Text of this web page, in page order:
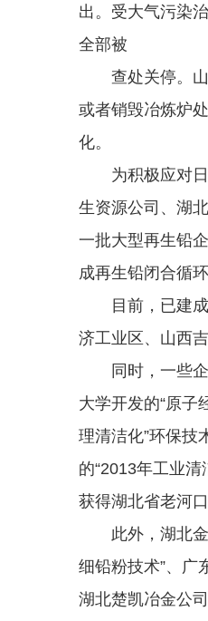
出。受大气污染
全部被
查处关停。山
或者销毁冶炼炉
化。
为积极应对日
生资源公司、湖
一批大型再生铅
成再生铅闭合循
目前，已建成
济工业区、山西
同时，一些企
大学开发的“原子
理清洁化”环保技
的“2013年工业
获得湖北省老河
此外，湖北金
细铅粉技术”、广
湖北楚凯冶金公